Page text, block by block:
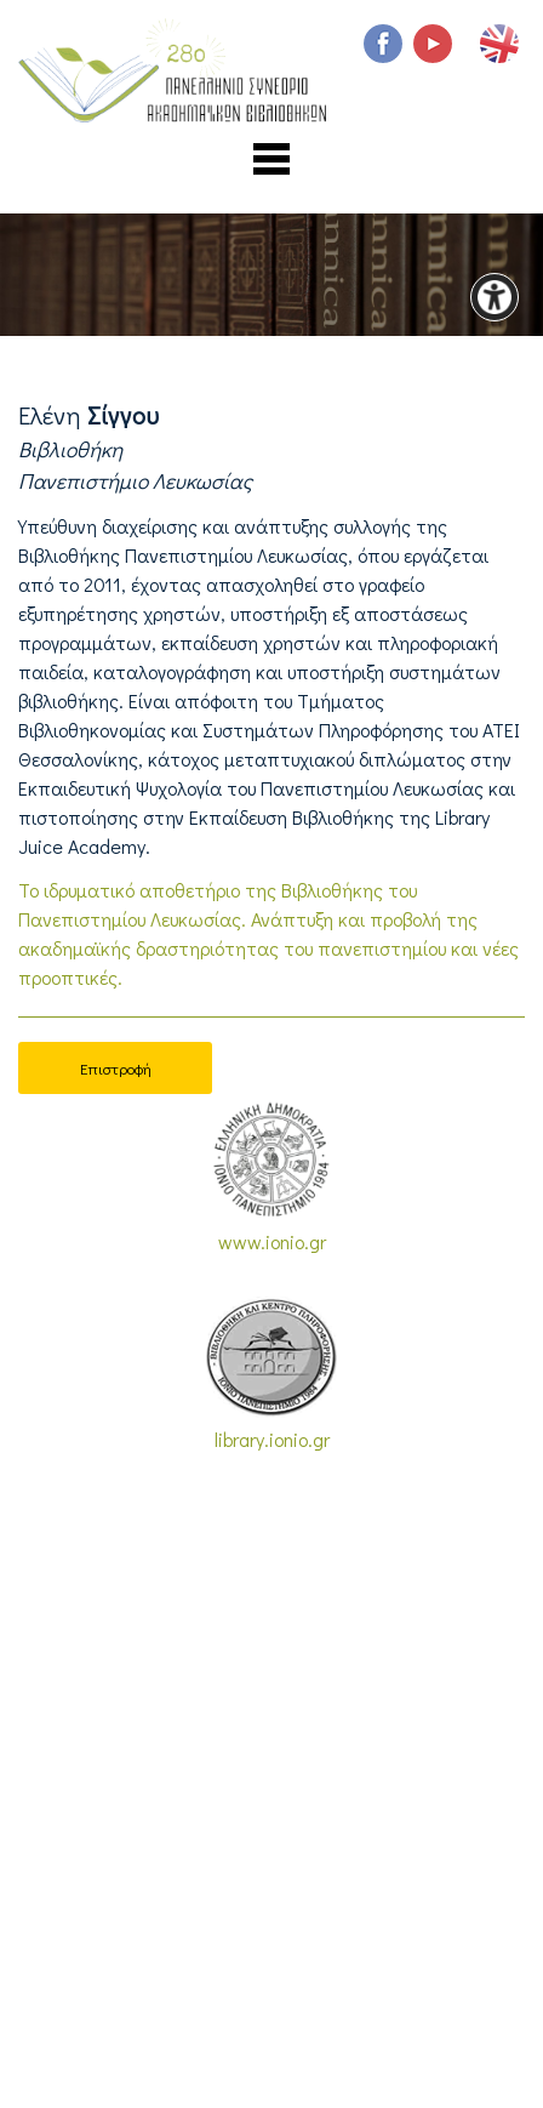
Ελένη Σίγγου
Βιβλιοθήκη
Πανεπιστήμιο Λευκωσίας
Υπεύθυνη διαχείρισης και ανάπτυξης συλλογής της
Βιβλιοθήκης Πανεπιστημίου Λευκωσίας, όπου εργάζεται
από το 2011, έχοντας απασχοληθεί στο γραφείο
εξυπηρέτησης χρηστών, υποστήριξη εξ αποστάσεως
προγραμμάτων, εκπαίδευση χρηστών και πληροφοριακή
παιδεία, καταλογογράφηση και υποστήριξη συστημάτων
βιβλιοθήκης. Είναι απόφοιτη του Τμήματος
Βιβλιοθηκονομίας και Συστημάτων Πληροφόρησης του ΑΤΕΙ
Θεσσαλονίκης, κάτοχος μεταπτυχιακού διπλώματος στην
Εκπαιδευτική Ψυχολογία του Πανεπιστημίου Λευκωσίας και
πιστοποίησης στην Εκπαίδευση Βιβλιοθήκης της Library
Juice Academy.
Το ιδρυματικό αποθετήριο της Βιβλιοθήκης του
Πανεπιστημίου Λευκωσίας. Ανάπτυξη και προβολή της
ακαδημαϊκής δραστηριότητας του πανεπιστημίου και νέες
προοπτικές.
Επιστροφή
www.ionio.gr
library.ionio.gr